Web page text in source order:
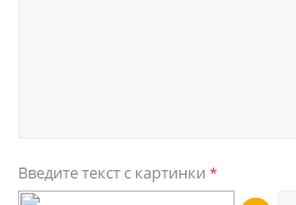
Введите текст с картинки *